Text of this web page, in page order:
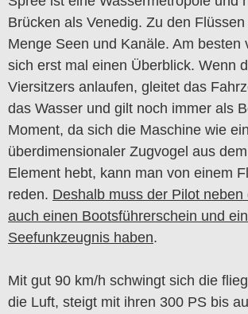
Brücken als Venedig. Zu den
Menge Seen und Kanäle. Am besten
sich erst mal einen Überblick. Wenn
Viersitzers anlaufen, gleitet das
das Wasser und gilt noch immer als
Moment, da sich die Maschine wie ein
überdimensionaler Zugvogel aus
Element hebt, kann man von einem
reden. Deshalb muss der Pilot neben
auch einen Bootsführerschein und ein
Seefunkzeugnis haben.
Mit gut 90 km/h schwingt sich die
die Luft, steigt mit ihren 300 PS bis